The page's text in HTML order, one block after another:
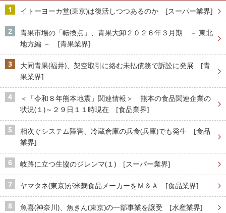
イトーヨーカ堂(東京)は復活しつつあるのか [スーパー業界]
青果市場の「転換点」、青果大卸２０２６年３月期 － 東北
地方編 － [青果業界]
大同青果(福井)、架空取引に絡む未払債務で訴訟に発展 [青
果業界]
＜「令和８年熊本地震」関連情報＞ 熊本の食品関連企業の
状況(１)～２９日１１時現在 [食品業界]
相次ぐシステム障害、冷蔵倉庫の兵食(兵庫)でも発生 [食品
業界]
岐路に立つ生協のジレンマ(１) [スーパー業界]
ヤマタネ(東京)が米麹食品メーカーをＭ＆Ａ [食品業界]
魚喜(神奈川)、魚きん(東京)の一部事業を譲受 [水産業界]